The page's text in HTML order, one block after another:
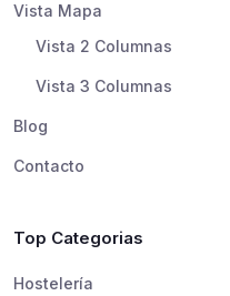
Vista Mapa
Vista 2 Columnas
Vista 3 Columnas
Blog
Contacto
Top Categorias
Hostelería